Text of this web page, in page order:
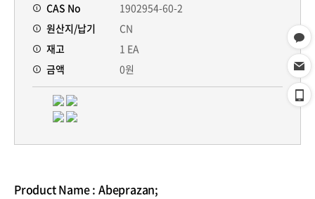
CAS No
1902954-60-2
원산지/납기
CN
재고
1 EA
금액
0원
Product Name : Abeprazan;